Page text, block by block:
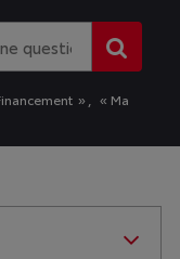
Lorsque
l'on
des
dans
recherche,
Ma